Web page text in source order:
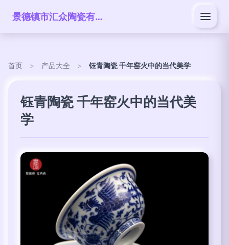
景德镇市汇众陶瓷有限公司
首页 > 产品大全 > 钰青陶瓷 千年窑火中的当代美学
钰青陶瓷 千年窑火中的当代美
学